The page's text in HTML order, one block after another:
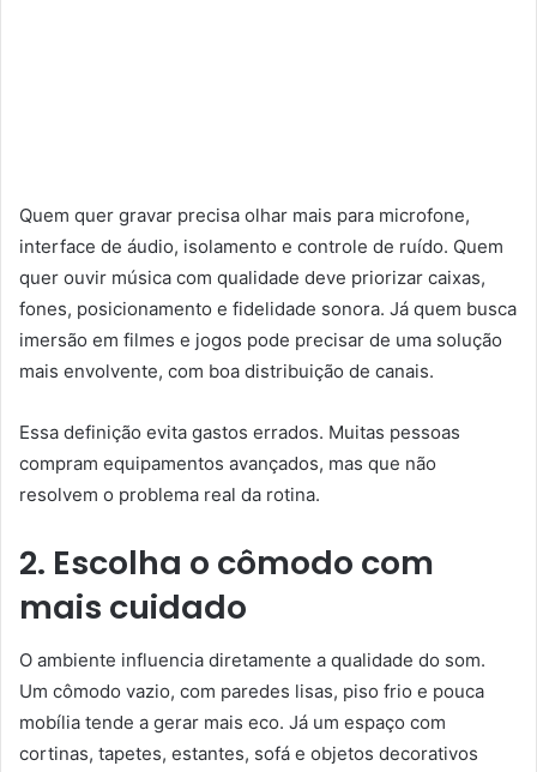
Quem quer gravar precisa olhar mais para microfone,
interface de áudio, isolamento e controle de ruído. Quem
quer ouvir música com qualidade deve priorizar caixas,
fones, posicionamento e fidelidade sonora. Já quem busca
imersão em filmes e jogos pode precisar de uma solução
mais envolvente, com boa distribuição de canais.
Essa definição evita gastos errados. Muitas pessoas
compram equipamentos avançados, mas que não
resolvem o problema real da rotina.
2. Escolha o cômodo com
mais cuidado
O ambiente influencia diretamente a qualidade do som.
Um cômodo vazio, com paredes lisas, piso frio e pouca
mobília tende a gerar mais eco. Já um espaço com
cortinas, tapetes, estantes, sofá e objetos decorativos